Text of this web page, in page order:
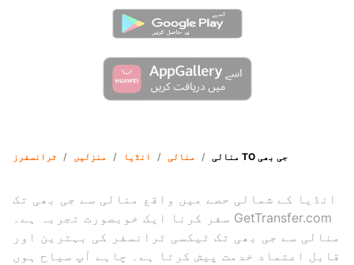
ٹرانسفرز / منزلیں / انڈیا / منالی / منالی TO جی بھی
انڈیا کے شمالی حصے میں واقع منالی سے جی بھی تک
سفر کرنا ایک خوبصورت تجربہ ہے۔ GetTransfer.com
منالی سے جی بھی تک ٹیکسی ٹرانسفر کی بہترین اور
قابل اعتماد خدمت پیش کرتا ہے۔ چاہے آپ سیاح ہوں